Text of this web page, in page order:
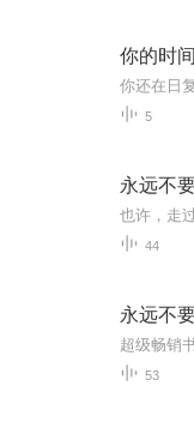
你的时
5
永远不
44
永远不
53